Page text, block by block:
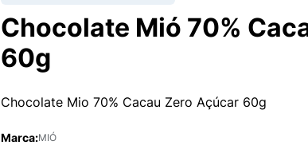
Chocolate Mió 70%
60g
Chocolate Mio 70% Cacau Zero Açúcar 60g
Marca:MIÓ